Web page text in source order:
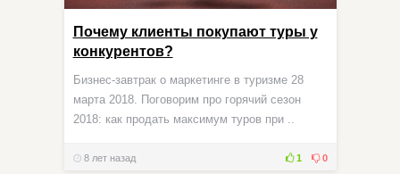
Почему клиенты покупают туры у
конкурентов?
Бизнес-завтрак о маркетинге в туризме 28
марта 2018. Поговорим про горячий сезон
2018: как продать максимум туров при ..
8 лет назад 1 0